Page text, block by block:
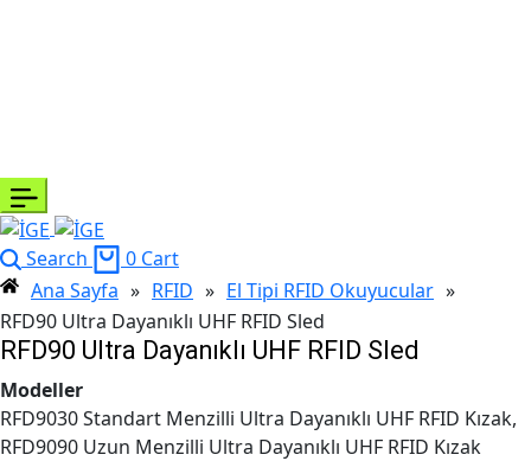
Search 0 Cart
Ana Sayfa » RFID » El Tipi RFID Okuyucular »
RFD90 Ultra Dayanıklı UHF RFID Sled
RFD90 Ultra Dayanıklı UHF RFID Sled
Modeller
RFD9030 Standart Menzilli Ultra Dayanıklı UHF RFID Kızak,
RFD9090 Uzun Menzilli Ultra Dayanıklı UHF RFID Kızak